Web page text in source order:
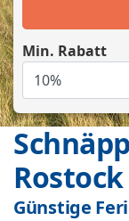
Min. Rabatt
Rostock
Günstige